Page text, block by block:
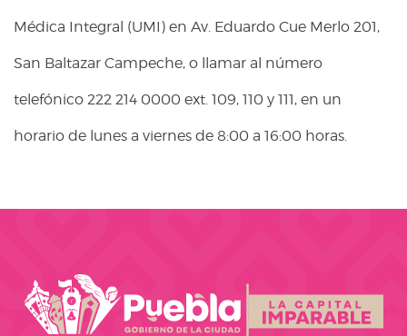
Médica Integral (UMI) en Av. Eduardo Cue Merlo 201,
San Baltazar Campeche, o llamar al número
telefónico 222 214 0000 ext. 109, 110 y 111, en un
horario de lunes a viernes de 8:00 a 16:00 horas.